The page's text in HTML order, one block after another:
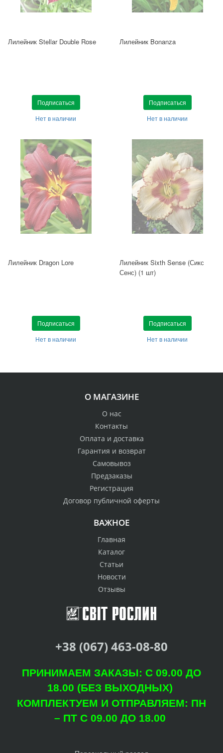
Лилейник Stellar Double Rose
Подписаться
Нет в наличии
Лилейник Bonanza
Подписаться
Нет в наличии
Лилейник Dragon Lore
Подписаться
Нет в наличии
Лилейник Sixth Sense (Сикс
Сенс) (1 шт)
Подписаться
Нет в наличии
О МАГАЗИНЕ
О нас
Контакты
Оплата и доставка
Гарантия и возврат
Самовывоз
Предзаказы
Регистрация
Договор публичной оферты
ВАЖНОЕ
Главная
Каталог
Статьи
Новости
Отзывы
+38 (067) 463-08-80
ПРИНИМАЕМ ЗАКАЗЫ: С 09.00 ДО
18.00 (БЕЗ ВЫХОДНЫХ)
КОМПЛЕКТУЕМ И ОТПРАВЛЯЕМ: ПН
– ПТ С 09.00 ДО 18.00